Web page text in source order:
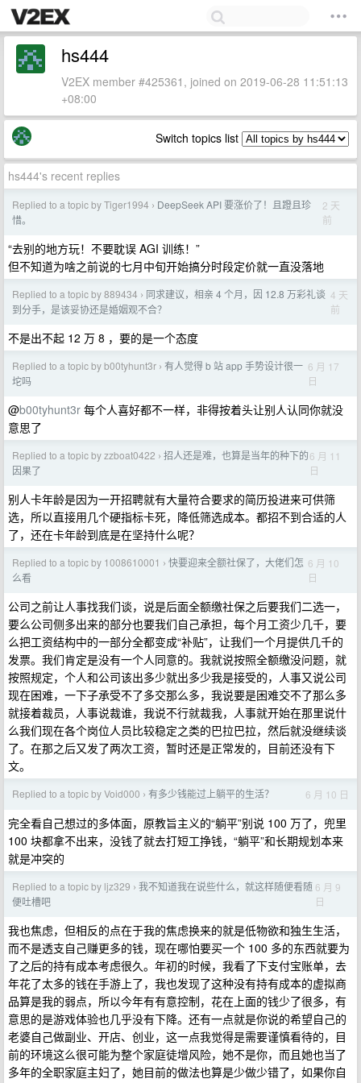
hs444
V2EX member #425361, joined on 2019-06-28 11:51:13
+08:00
Switch topics list
hs444's recent replies
Replied to a topic by Tiger1994 › DeepSeek API 要涨价了！且蹬且珍
惜。
2 天
前
“去别的地方玩！不要耽误 AGI 训练！”
但不知道为啥之前说的七月中旬开始搞分时段定价就一直没落地
Replied to a topic by 889434 › 同求建议，相亲 4 个月，因 12.8 万彩礼谈
到分手，是该妥协还是婚姻观不合？
4 天
前
不是出不起 12 万 8 ，要的是一个态度
Replied to a topic by b00tyhunt3r › 有人觉得 b 站 app 手势设计很一
坨吗
6 月 17
日
@b00tyhunt3r 每个人喜好都不一样，非得按着头让别人认同你就没
意思了
Replied to a topic by zzboat0422 › 招人还是难，也算是当年的种下的
因果了
6 月 11
日
别人卡年龄是因为一开招聘就有大量符合要求的简历投进来可供筛
选，所以直接用几个硬指标卡死，降低筛选成本。都招不到合适的人
了，还在卡年龄到底是在坚持什么呢？
Replied to a topic by 1008610001 › 快要迎来全额社保了，大佬们怎
么看
6 月 10
日
公司之前让人事找我们谈，说是后面全额缴社保之后要我们二选一，
要么公司侧多出来的部分也要我们自己承担，每个月工资少几千，要
么把工资结构中的一部分全都变成“补贴”，让我们一个月提供几千的
发票。我们肯定是没有一个人同意的。我就说按照全额缴没问题，就
按照规定，个人和公司该出多少就出多少我是接受的，人事又说公司
现在困难，一下子承受不了多交那么多，我说要是困难交不了那么多
就接着裁员，人事说裁谁，我说不行就裁我，人事就开始在那里说什
么我们现在各个岗位人员比较稳定之类的巴拉巴拉，然后就没继续谈
了。在那之后又发了两次工资，暂时还是正常发的，目前还没有下
文。
Replied to a topic by Void000 › 有多少钱能过上躺平的生活？ 6 月 10 日
完全看自己想过的多体面，原教旨主义的“躺平”别说 100 万了，兜里
100 块都拿不出来，没钱了就去打短工挣钱，“躺平”和长期规划本来
就是冲突的
Replied to a topic by ljz329 › 我不知道我在说些什么，就这样随便看随
便吐槽吧
6 月 9
日
我也焦虑，但相反的点在于我的焦虑换来的就是低物欲和独生生活，
而不是透支自己赚更多的钱，现在哪怕要买一个 100 多的东西就要为
了之后的持有成本考虑很久。年初的时候，我看了下支付宝账单，去
年花了太多的钱在手游上了，我也发现了这种没有持有成本的虚拟商
品算是我的弱点，所以今年有有意控制，花在上面的钱少了很多，有
意思的是游戏体验也几乎没有下降。还有一点就是你说的希望自己的
老婆自己做副业、开店、创业，这一点我觉得是需要谨慎看待的，目
前的环境这么很可能为整个家庭徒增风险，她不是你，而且她也当了
多年的全职家庭主妇了，她目前的做法也算是少做少错了，如果你自